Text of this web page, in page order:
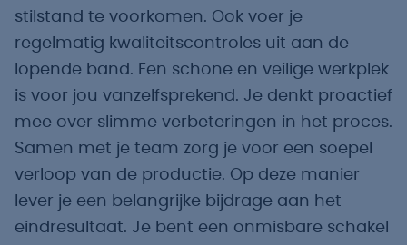
stilstand te voorkomen. Ook voer je
regelmatig kwaliteitscontroles uit aan de
lopende band. Een schone en veilige werkplek
is voor jou vanzelfsprekend. Je denkt proactief
mee over slimme verbeteringen in het proces.
Samen met je team zorg je voor een soepel
verloop van de productie. Op deze manier
lever je een belangrijke bijdrage aan het
eindresultaat. Je bent een onmisbare schakel